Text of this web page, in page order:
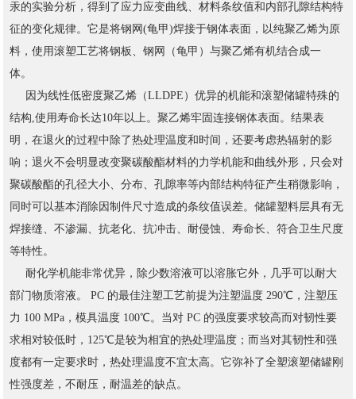
汞的实验分析，得到了应力应变曲线、材料条纹值和内部孔隙结构特
征的变化规律。它是将钢网(龟甲)焊接于钢体表面，以纯聚乙烯为原
料，使用滚塑工艺将钢板、钢网（龟甲）与聚乙烯有机结合成一
体。
因为线性低密度聚乙烯（LLDPE）优异的机能和滚塑储罐特殊的
结构,使用寿命长达10年以上。聚乙烯牢固连接钢体表面。结果表
明，在退火的过程中除了热处理温度和时间，还要考虑热辐射的影
响；退火不会明显改变聚碳酸酯材料的力学机能和曲线外形，只会对
聚碳酸酯的孔径大小、分布、孔隙率等内部结构特征产生稍微影响，
同时可以基本消除因制件尺寸造成的条纹值误差。储罐塑料层具有无
焊接缝、不渗漏、抗老化、抗冲击、耐侵蚀、寿命长、符合卫生尺度
等特性。
耐化学机能非常优异，除少数溶液可以溶胀它外，几乎可以耐大
部门物质溶液。 PC 的最佳注塑工艺前提为注塑温度 290℃，注塑压
力 100 MPa，模具温度 100℃。当对 PC 的强度要求较高而对韧性要
求相对较低时，125℃是较为相宜的热处理温度；而当对其韧性和强
度都有一定要求时，热处理温度不宜太高。它弥补了全塑滚塑储罐刚
性强度差，不耐压，耐温差的缺点。